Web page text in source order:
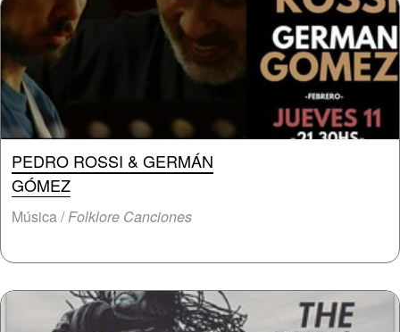
PEDRO ROSSI & GERMÁN
GÓMEZ
Música /Folklore Canciones